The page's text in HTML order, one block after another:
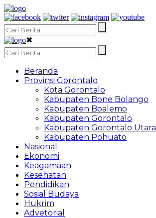
✖
Beranda
Provinsi Gorontalo
Kota Gorontalo
Kabupaten Bone Bolango
Kabupaten Boalemo
Kabupaten Gorontalo
Kabupaten Gorontalo Utara
Kabupaten Pohuato
Nasional
Ekonomi
Keagamaan
Kesehatan
Pendidikan
Sosial Budaya
Hukrim
Advetorial